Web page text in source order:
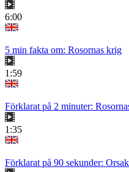
6:00
5 min fakta om: Rosornas krig
1:59
Förklarat på 2 minuter:
1:35
Förklarat på 90 sekunder: